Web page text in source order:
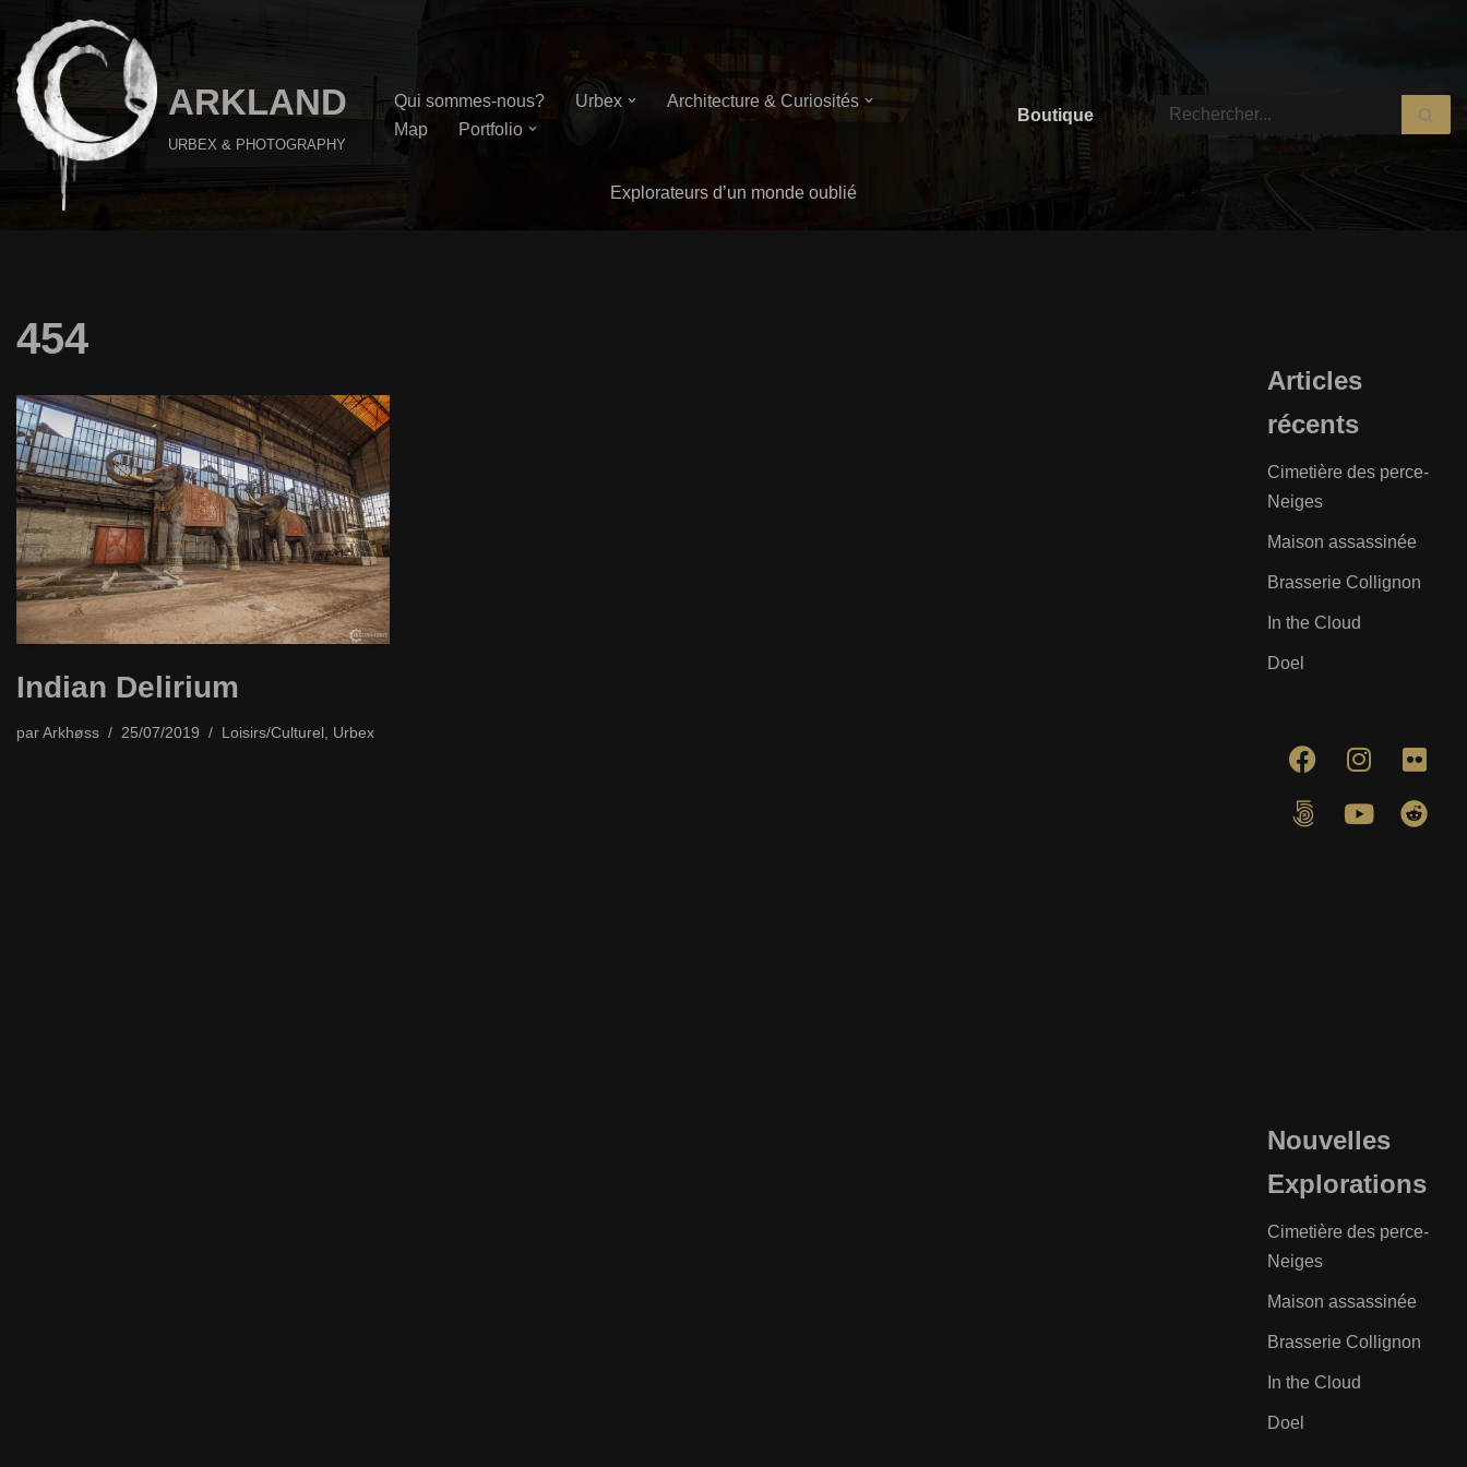
Aller
au
contenu
ARKLAND
URBEX & PHOTOGRAPHY
Qui sommes-nous? Urbex
Architecture & Curiosités
Map
Portfolio
Boutique
Explorateurs d’un monde oublié
454
Indian Delirium
parArkhøss 25/07/2019 Loisirs/Culturel, Urbex
Articles
récents
Cimetière des perce-
Neiges
Maison assassinée
Brasserie Collignon
In the Cloud
Doel
Nouvelles
Explorations
Cimetière des perce-
Neiges
Maison assassinée
Brasserie Collignon
In the Cloud
Doel